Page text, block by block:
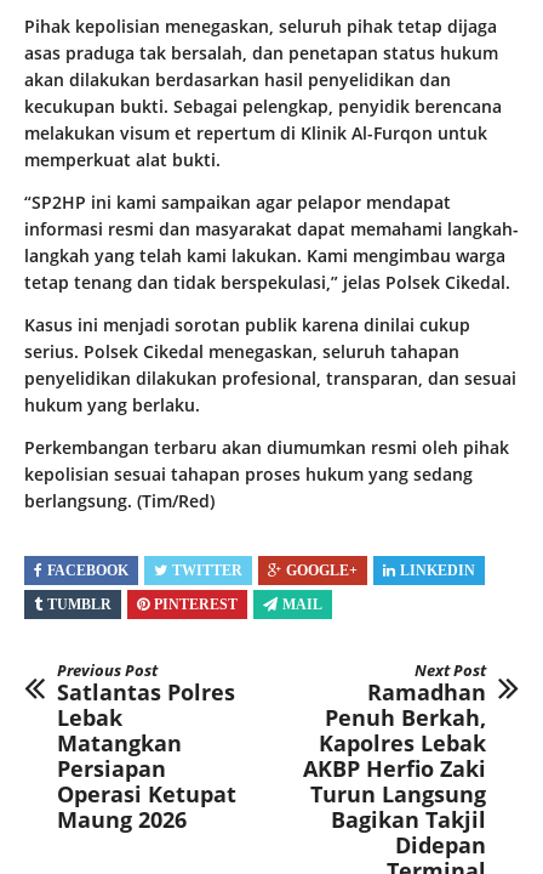
Pihak kepolisian menegaskan, seluruh pihak tetap dijaga
asas praduga tak bersalah, dan penetapan status hukum
akan dilakukan berdasarkan hasil penyelidikan dan
kecukupan bukti. Sebagai pelengkap, penyidik berencana
melakukan visum et repertum di Klinik Al-Furqon untuk
memperkuat alat bukti.
“SP2HP ini kami sampaikan agar pelapor mendapat
informasi resmi dan masyarakat dapat memahami langkah-
langkah yang telah kami lakukan. Kami mengimbau warga
tetap tenang dan tidak berspekulasi,” jelas Polsek Cikedal.
Kasus ini menjadi sorotan publik karena dinilai cukup
serius. Polsek Cikedal menegaskan, seluruh tahapan
penyelidikan dilakukan profesional, transparan, dan sesuai
hukum yang berlaku.
Perkembangan terbaru akan diumumkan resmi oleh pihak
kepolisian sesuai tahapan proses hukum yang sedang
berlangsung. (Tim/Red)
FACEBOOK TWITTER GOOGLE+
LINKEDIN
TUMBLR
PINTEREST MAIL
Previous Post
Satlantas Polres
Lebak
Matangkan
Persiapan
Operasi Ketupat
Maung 2026
Next Post
Ramadhan
Penuh Berkah,
Kapolres Lebak
AKBP Herfio Zaki
Turun Langsung
Bagikan Takjil
Didepan